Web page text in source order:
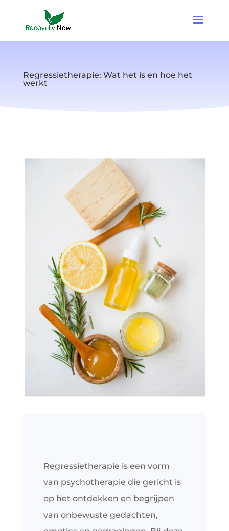
Regressietherapie: Wat het is en hoe het
werkt
Regressietherapie is een vorm
van psychotherapie die gericht is
op het ontdekken en begrijpen
van onbewuste gedachten,